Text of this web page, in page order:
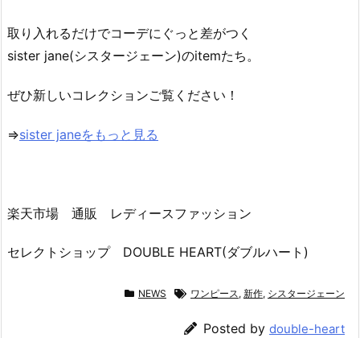
取り入れるだけでコーデにぐっと差がつく
sister jane(シスタージェーン)のitemたち。
ぜひ新しいコレクションご覧ください！
⇒sister janeをもっと見る
楽天市場 通販 レディースファッション
セレクトショップ DOUBLE HEART(ダブルハート)
NEWS ワンピース, 新作, シスタージェーン
Posted by double-heart